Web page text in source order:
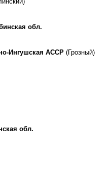
обл.
Ингушская АССР (Грозный)
обл.